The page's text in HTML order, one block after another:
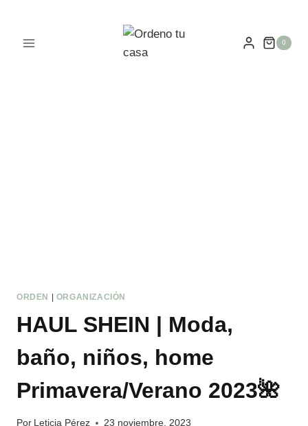
0
ORDEN | ORGANIZACIÓN
HAUL SHEIN | Moda,
baño, niños, home
Primavera/Verano 2023🌺
Por Leticia Pérez 23 noviembre, 2023